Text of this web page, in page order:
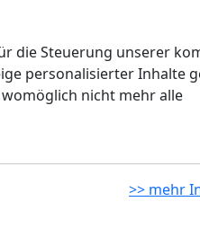
die Steuerung unserer
personalisierter Inhalte
nicht mehr alle
>> mehr